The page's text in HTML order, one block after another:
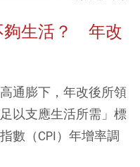
夠生活？ 年改
通膨下，年改後所領
以支應生活所需」標
數（CPI）年增率調